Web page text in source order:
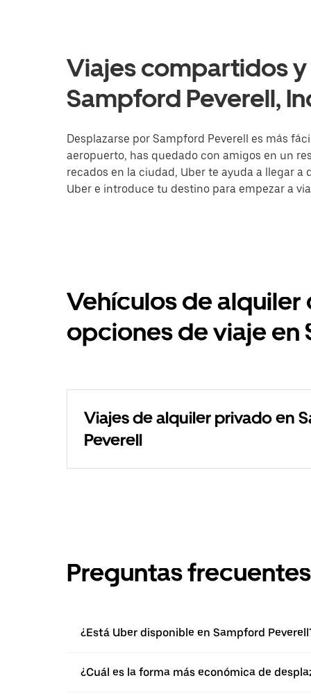
Viajes compartidos
Sampford Peverell,
Desplazarse por Sampford Peverell es más
aeropuerto, has quedado con amigos en un
recados en la ciudad, Uber te ayuda a llegar a
Uber e introduce tu destino para empezar a
Vehículos de
opciones de viaje en
Viajes de alquiler privado en
Peverell
Preguntas frecuentes
¿Está Uber disponible en Sampford
¿Cuál es la forma más económica de